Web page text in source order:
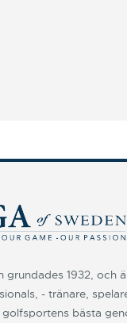
grundades 1932, och
- tränare,
bästa